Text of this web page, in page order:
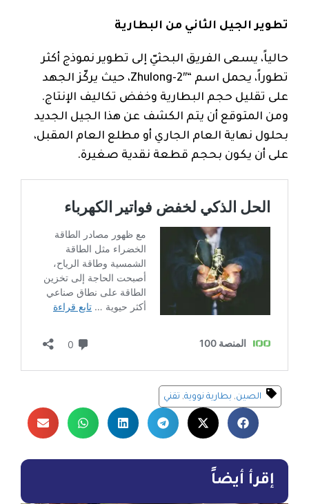
تطوير الجيل الثاني من البطارية
حالياً، يسعى الفريق البحثيّ إلى تطوير نموذج أكثر
تطوراً، يحمل اسم “Zhulong-2″، حيث يركّز الجهد
على تقليل حجم البطارية وخفض تكاليف الإنتاج.
ومن المتوقع أن يتم الكشف عن هذا الجيل الجديد
بحلول نهاية العام الجاري أو مطلع العام المقبل،
على أن يكون بحجم قطعة نقدية صغيرة.
الصين, بطارية نووية, تقني
إقرأ أيضاً